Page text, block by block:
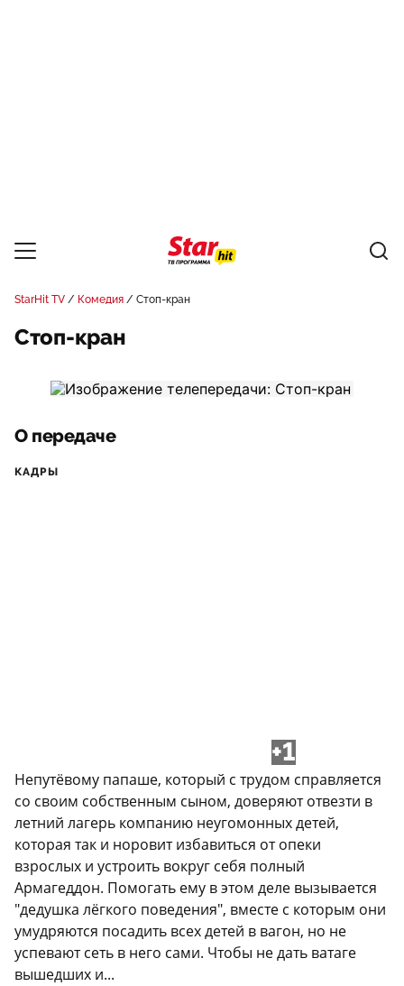
StarHit TV Комедия Стоп-кран
Стоп-кран
О передаче
КАДРЫ
+1
Непутёвому папаше, который с трудом справляется
со своим собственным сыном, доверяют отвезти в
летний лагерь компанию неугомонных детей,
которая так и норовит избавиться от опеки
взрослых и устроить вокруг себя полный
Армагеддон. Помогать ему в этом деле вызывается
"дедушка лёгкого поведения", вместе с которым они
умудряются посадить всех детей в вагон, но не
успевают сеть в него сами. Чтобы не дать ватаге
вышедших и...